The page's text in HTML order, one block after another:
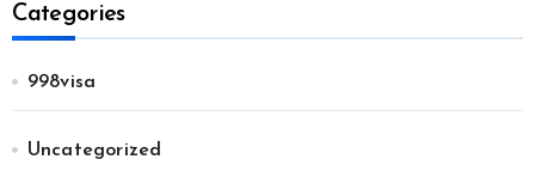
Categories
998visa
Uncategorized